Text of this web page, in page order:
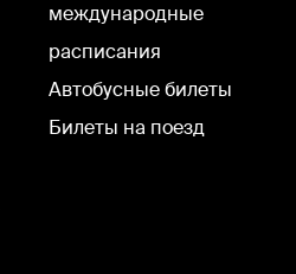
международные
расписания
Автобусные билеты
Билеты на поезд